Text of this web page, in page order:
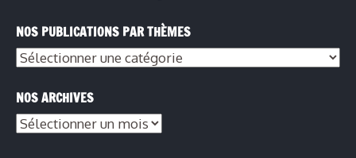
NOS PUBLICATIONS PAR THÈMES
Nos
par
thèmes
NOS ARCHIVES
Nos